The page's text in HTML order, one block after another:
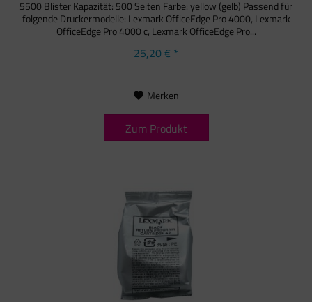
5500 Blister Kapazität: 500 Seiten Farbe: yellow (gelb) Passend für
folgende Druckermodelle: Lexmark OfficeEdge Pro 4000, Lexmark
OfficeEdge Pro 4000 c, Lexmark OfficeEdge Pro...
25,20 € *
Merken
Zum Produkt